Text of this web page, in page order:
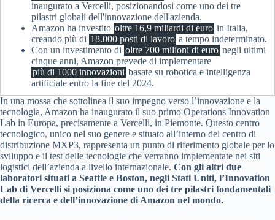
inaugurato a Vercelli, posizionandosi come uno dei tre
pilastri globali dell'innovazione dell'azienda.
Amazon ha investito oltre 16,9 miliardi di euro in Italia,
creando più di 18.000 posti di lavoro a tempo indeterminato.
Con un investimento di oltre 700 milioni di euro negli ultimi
cinque anni, Amazon prevede di implementare
più di 1000 innovazioni basate su robotica e intelligenza
artificiale entro la fine del 2024.
In una mossa che sottolinea il suo impegno verso l’innovazione e la
tecnologia, Amazon ha inaugurato il suo primo Operations Innovation
Lab in Europa, precisamente a Vercelli, in Piemonte. Questo centro
tecnologico, unico nel suo genere e situato all’interno del centro di
distribuzione MXP3, rappresenta un punto di riferimento globale per lo
sviluppo e il test delle tecnologie che verranno implementate nei siti
logistici dell’azienda a livello internazionale. Con gli altri due
laboratori situati a Seattle e Boston, negli Stati Uniti, l’Innovation
Lab di Vercelli si posiziona come uno dei tre pilastri fondamentali
della ricerca e dell’innovazione di Amazon nel mondo.